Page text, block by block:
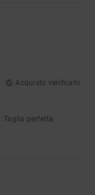
Acquisto verificato
: Taglia perfetta